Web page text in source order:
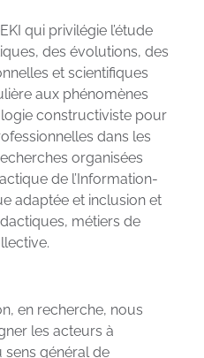
qui privilégie l’étude
des évolutions, des
et scientifiques
aux phénomènes
constructiviste pour
dans les
organisées
de l’Information-
adaptée et inclusion et
métiers de
en recherche, nous
les acteurs à
sens général de